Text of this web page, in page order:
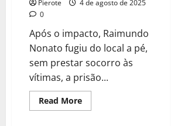
Pierote
4 de agosto de 2025
0
Após o impacto, Raimundo
Nonato fugiu do local a pé,
sem prestar socorro às
vítimas, a prisão...
Read MoreRead
more